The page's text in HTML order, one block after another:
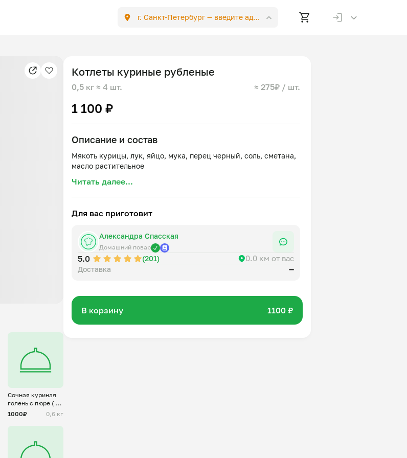
г. Санкт-Петербург —введите адрес
Сочная куриная
голень с пюре ( на
2 персоны)
1000₽ 0,6 кг
Котлеты куриные рубленые
0,5 кг ≈ 4 шт. ≈ 275₽ / шт.
1 100 ₽
Описание и состав
Мякоть курицы, лук, яйцо, мука, перец черный, соль, сметана,
Читать далее...
Для вас приготовит
Александра Спасская
Домашний повар
5.0 (201) 0.0 км от вас
Доставка —
В корзину 1100 ₽